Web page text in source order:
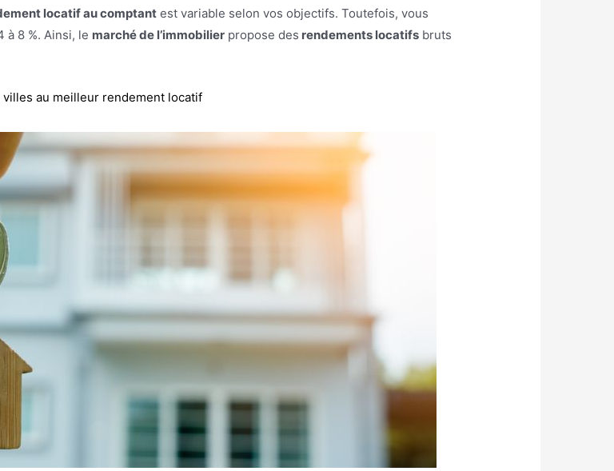
locatif au comptant est variable selon vos objectifs. Toutefois, vous
à 8 %. Ainsi, le marché de l’immobilier propose des rendements locatifs bruts
villes au meilleur rendement locatif